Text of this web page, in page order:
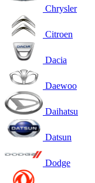
Chrysler
Citroen
Dacia
Daewoo
Daihatsu
Datsun
Dodge